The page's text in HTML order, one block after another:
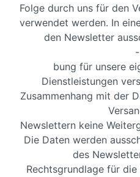
Folge durch uns für den
verwendet werden. In
den Newsletter
-
bung für unsere
Dienstleistungen
Zusammenhang mit der
Newslettern keine
Die Daten werden
des
Rechtsgrundlage für